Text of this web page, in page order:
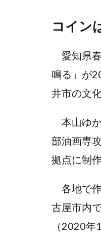
コイン
愛知県
鳴る」が
井市の文
本山ゆ
部油画専
拠点に制
各地で
古屋市内で
（2020